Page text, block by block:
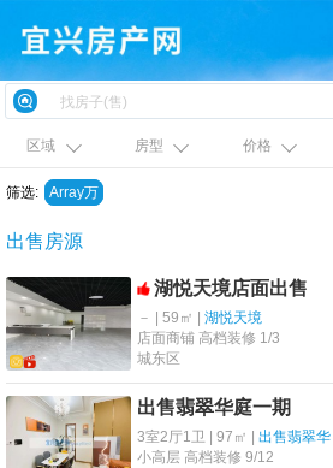
区域 房型 价格
筛选: Array万
出售房源
湖悦天境店面出售
－ | 59㎡ | 湖悦天境
店面商铺 高档装修 1/3
城东区
出售翡翠华庭一期
3室2厅1卫 | 97㎡ | 出售翡翠华
小高层 高档装修 9/12